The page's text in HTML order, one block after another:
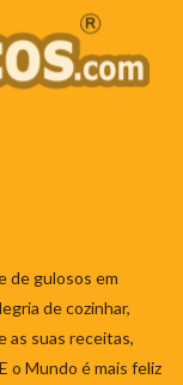
de gulosos em
de cozinhar,
as suas receitas,
o Mundo é mais feliz